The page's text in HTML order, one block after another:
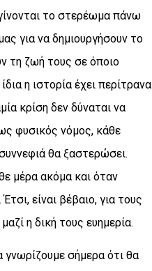
το στερέωμα πάνω
για να δημιουργήσουν το
τη ζωή τους σε όποιο
η ιστορία έχει περίτρανα
κρίση δεν δύναται να
φυσικός νόμος, κάθε
θα ξαστερώσει.
μέρα ακόμα και όταν
είναι βέβαιο, για τους
η δική τους ευημερία.
σήμερα ότι θα